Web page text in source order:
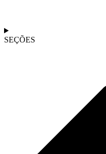
SEÇÕES